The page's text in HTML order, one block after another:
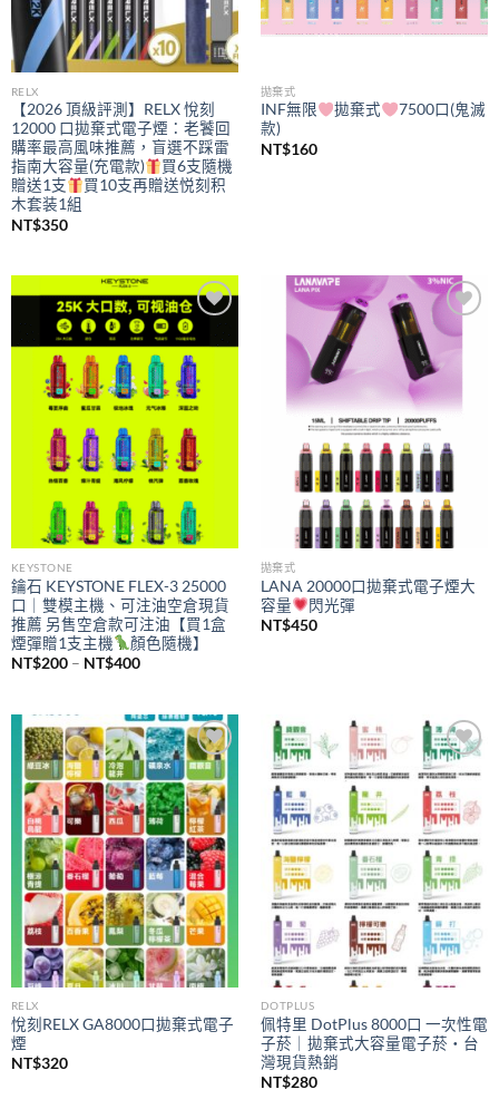
RELX
【2026 頂級評測】RELX 悅刻
12000 口拋棄式電子煙：老饕回
購率最高風味推薦，盲選不踩雷
指南大容量(充電款)
買6支隨機
贈送1支
買10支再贈送悦刻积
木套装1組
NT$350
拋棄式
INF無限 拋棄式
7500口(鬼滅
款)
NT$160
Add to
wishlist
KEYSTONE
鑰石 KEYSTONE FLEX-3 25000
口｜雙模主機、可注油空倉現貨
推薦 另售空倉款可注油【買1盒
煙彈贈1支主機
顏色隨機】
NT$200 – NT$400價
NT$200
到
NT$400
Add to
wishlist
拋棄式
LANA 20000口拋棄式電子煙大
容量
閃光彈
NT$450
Add to
wishlist
RELX
悅刻RELX GA8000口拋棄式電子
煙
NT$320
Add to
DOTPLUS
佩特里 DotPlus 8000口 一次性電
子菸｜拋棄式大容量電子菸・台
灣現貨熱銷
NT$280